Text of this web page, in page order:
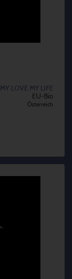
MY LOVE MY LIFE
EU-Bio
Österreich